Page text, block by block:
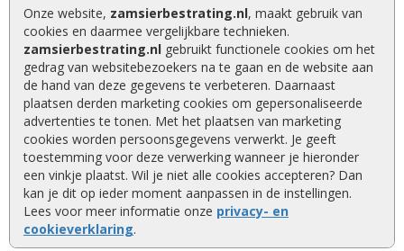
Onze website, zamsierbestrating.nl, maakt gebruik van
cookies en daarmee vergelijkbare technieken.
zamsierbestrating.nl gebruikt functionele cookies om het
gedrag van websitebezoekers na te gaan en de website aan
de hand van deze gegevens te verbeteren. Daarnaast
plaatsen derden marketing cookies om gepersonaliseerde
advertenties te tonen. Met het plaatsen van marketing
cookies worden persoonsgegevens verwerkt. Je geeft
toestemming voor deze verwerking wanneer je hieronder
een vinkje plaatst. Wil je niet alle cookies accepteren? Dan
kan je dit op ieder moment aanpassen in de instellingen.
Lees voor meer informatie onze privacy- en
cookieverklaring.
Pergola's
Accessoires
Dakafwerking
Zamsierbestrating.nl © 2026
9,2 / 10 | 610waarderingen
Algemene Voorwaarden